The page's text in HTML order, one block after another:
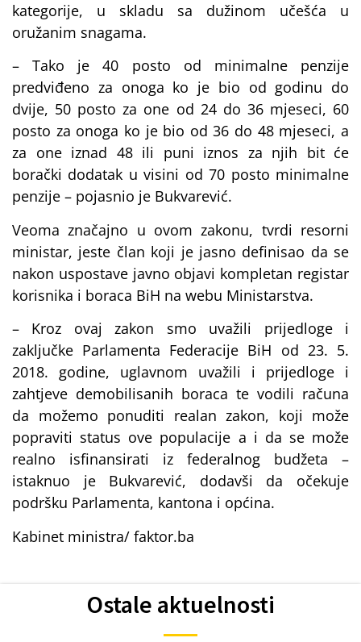
kategorije, u skladu sa dužinom učešća u
oružanim snagama.
– Tako je 40 posto od minimalne penzije
predviđeno za onoga ko je bio od godinu do
dvije, 50 posto za one od 24 do 36 mjeseci, 60
posto za onoga ko je bio od 36 do 48 mjeseci, a
za one iznad 48 ili puni iznos za njih bit će
borački dodatak u visini od 70 posto minimalne
penzije – pojasnio je Bukvarević.
Veoma značajno u ovom zakonu, tvrdi resorni
ministar, jeste član koji je jasno definisao da se
nakon uspostave javno objavi kompletan registar
korisnika i boraca BiH na webu Ministarstva.
– Kroz ovaj zakon smo uvažili prijedloge i
zaključke Parlamenta Federacije BiH od 23. 5.
2018. godine, uglavnom uvažili i prijedloge i
zahtjeve demobilisanih boraca te vodili računa
da možemo ponuditi realan zakon, koji može
popraviti status ove populacije a i da se može
realno isfinansirati iz federalnog budžeta –
istaknuo je Bukvarević, dodavši da očekuje
podršku Parlamenta, kantona i općina.
Kabinet ministra/ faktor.ba
Ostale aktuelnosti